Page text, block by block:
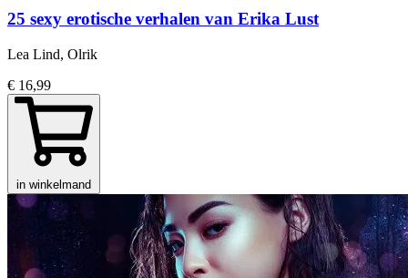
25 sexy erotische verhalen van Erika Lust
Lea Lind, Olrik
€ 16,99
in winkelmand